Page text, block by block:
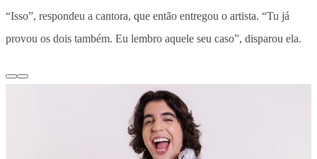
“Isso”, respondeu a cantora, que então entregou o artista. “Tu já
provou os dois também. Eu lembro aquele seu caso”, disparou ela.